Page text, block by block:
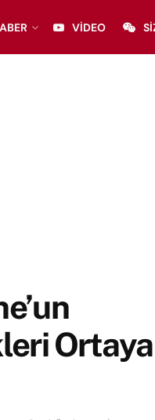
VIDEO
Ortaya